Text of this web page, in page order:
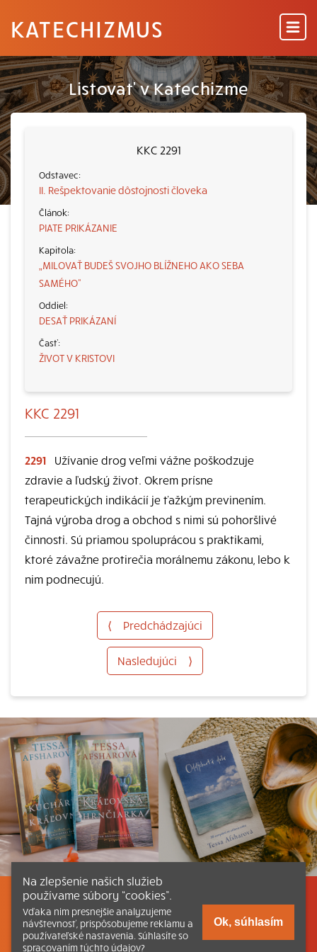
KATECHIZMUS
Listovať v Katechizme
KKC 2291
II. Rešpektovanie dôstojnosti človeka
PIATE PRIKÁZANIE
„MILOVAŤ BUDEŠ SVOJHO BLÍŽNEHO AKO SEBA
SAMÉHO“
DESAŤ PRIKÁZANÍ
ŽIVOT V KRISTOVI
KKC 2291
2291
Užívanie drog veľmi vážne poškodzuje
zdravie a ľudský život. Okrem prísne
terapeutických indikácií je ťažkým previnením.
Tajná výroba drog a obchod s nimi sú pohoršlivé
činnosti. Sú priamou spoluprácou s praktikami,
ktoré závažne protirečia morálnemu zákonu, lebo k
nim podnecujú.
⟨ Predchádzajúci
Nasledujúci ⟩
Listovať Obsah Dokumenty a články
Kontakt Tlačená verzia Katechizmu
Na zlepšenie našich služieb
používame súbory “cookies”.
Vďaka nim presnejšie analyzujeme
návštevnosť, prispôsobujeme reklamu a
používateľské nastavenia. Súhlasíte so
spracovaním týchto údajov?
Ok, súhlasím